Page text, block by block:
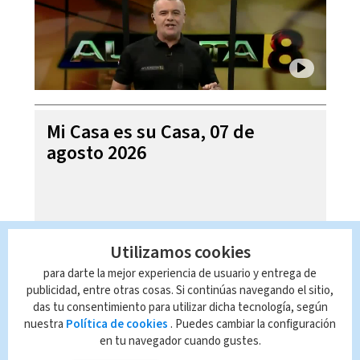
Mi Casa es su Casa, 07 de
agosto 2026
Utilizamos cookies
para darte la mejor experiencia de usuario y entrega de
publicidad, entre otras cosas. Si continúas navegando el sitio,
das tu consentimiento para utilizar dicha tecnología, según
nuestra Política de cookies . Puedes cambiar la configuración
en tu navegador cuando gustes.